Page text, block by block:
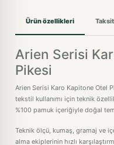
Ürün özellikleri
Arien Serisi
Pikesi
Arien Serisi Karo Kapitone Otel
tekstil kullanımı için teknik
%100 pamuk içeriğiyle doğal
Teknik ölçü, kumaş, gramaj ve
alma ekiplerinin hızlı